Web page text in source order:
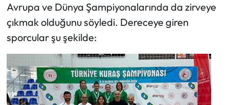
Avrupa ve Dünya Şampiyonalarında da zirveye
çıkmak olduğunu söyledi. Dereceye giren
sporcular şu şekilde: